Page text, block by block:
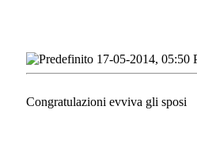
17-05-2014, 05:50
Congratulazioni evviva gli sposi